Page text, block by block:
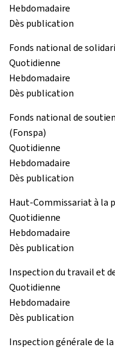
Hebdomadaire
Dès publication
Fonds national de
Quotidienne
Hebdomadaire
Dès publication
Fonds national de
(Fonspa)
Quotidienne
Hebdomadaire
Dès publication
Haut-Commissariat à la
Quotidienne
Hebdomadaire
Dès publication
Inspection du travail et
Quotidienne
Hebdomadaire
Dès publication
Inspection générale de